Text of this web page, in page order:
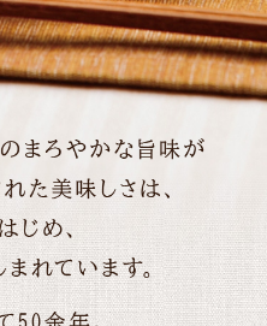
ギフトサービス
について
せ
2486
～17:30
土曜は不定休